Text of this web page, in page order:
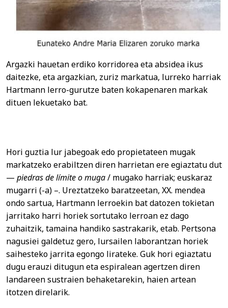
Argazki hauetan erdiko korridorea eta absidea ikus
daitezke, eta argazkian, zuriz markatua, lurreko harriak
Hartmann lerro-gurutze baten kokapenaren markak
dituen lekuetako bat.
Hori guztia lur jabegoak edo propietateen mugak
markatzeko erabiltzen diren harrietan ere egiaztatu dut
— piedras de límite o muga/ mugako harriak; euskaraz
mugarri (-a) –. Ureztatzeko baratzeetan, XX. mendea
ondo sartua, Hartmann lerroekin bat datozen tokietan
jarritako harri horiek sortutako lerroan ez dago
zuhaitzik, tamaina handiko sastrakarik, etab. Pertsona
nagusiei galdetuz gero, lursailen laborantzan horiek
saihesteko jarrita egongo lirateke. Guk hori egiaztatu
dugu erauzi ditugun eta espiralean agertzen diren
landareen sustraien behaketarekin, haien artean
itotzen direlarik.